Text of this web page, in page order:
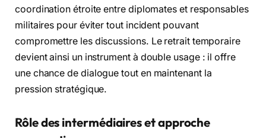
coordination étroite entre diplomates et responsables
militaires pour éviter tout incident pouvant
compromettre les discussions. Le retrait temporaire
devient ainsi un instrument à double usage : il offre
une chance de dialogue tout en maintenant la
pression stratégique.
Rôle des intermédiaires et approche